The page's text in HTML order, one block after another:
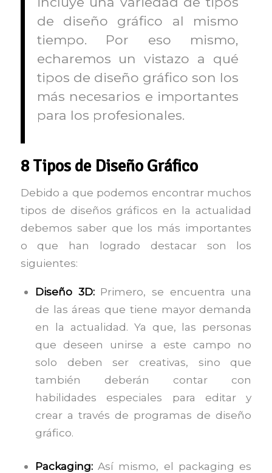
de diseño gráfico al mismo
tiempo. Por eso mismo,
echaremos un vistazo a qué
tipos de diseño gráfico son los
más necesarios e importantes
para los profesionales.
8 Tipos de Diseño Gráfico
Debido a que podemos encontrar muchos
tipos de diseños gráficos en la actualidad
debemos saber que los más importantes
o que han logrado destacar son los
siguientes:
Diseño 3D: Primero, se encuentra una
de las áreas que tiene mayor demanda
en la actualidad. Ya que, las personas
que deseen unirse a este campo no
solo deben ser creativas, sino que
también deberán contar con
habilidades especiales para editar y
crear a través de programas de diseño
gráfico.
Packaging:Así mismo, el packaging es